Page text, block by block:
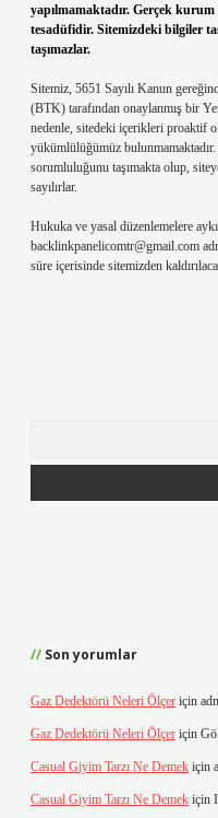
yapılmamaktadır. Gerçek
tesadüfidir. Sitemizdeki bilgiler
taşımazlar.
Sitemiz, 5651 Sayılı Kanun
(BTK) tarafından onaylanmış bir
nedenle, sitedeki içerikleri proaktif
yükümlülüğümüz
sorumluluğunu taşımakta olup,
sayılırlar.
Hukuka ve yasal düzenlemelere
backlinkpanelicomtr@gmail.com
süre içerisinde sitemizden
Son yorumlar
Gaz Dedektörü Neleri Ölçer için
Gaz Dedektörü Neleri Ölçer için
Casual Giyim Tarzı Ne Demek için
Casual Giyim Tarzı Ne Demek için